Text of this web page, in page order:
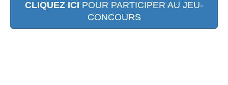
CLIQUEZ ICI POUR PARTICIPER AU JEU-
CONCOURS